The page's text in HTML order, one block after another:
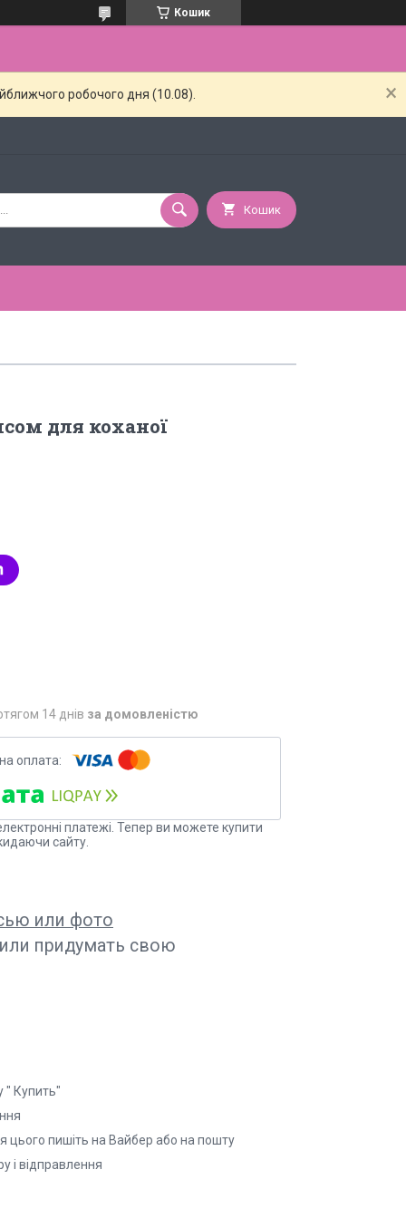
Кошик
робочого дня (10.08).
Кошик
для коханої
14 днів за домовленістю
платежі. Тепер ви можете купити
сайту.
или фото
придумать свою
" Купить"
цього пишіть на Вайбер або на пошту
і відправлення